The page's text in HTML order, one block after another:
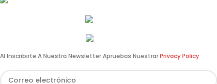
Al Inscribirte A Nuestra Newsletter Apruebas NuestrarPrivacy Policy